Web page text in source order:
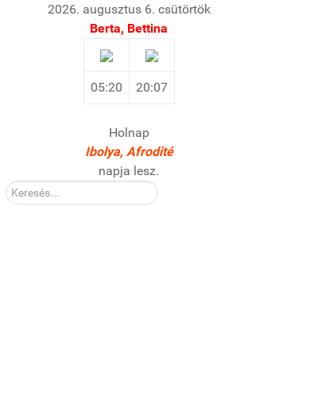
2026. augusztus 6. csütörtök
Berta, Bettina
05:20 20:07
Holnap
Ibolya, Afrodité
napja lesz.
Kereső: